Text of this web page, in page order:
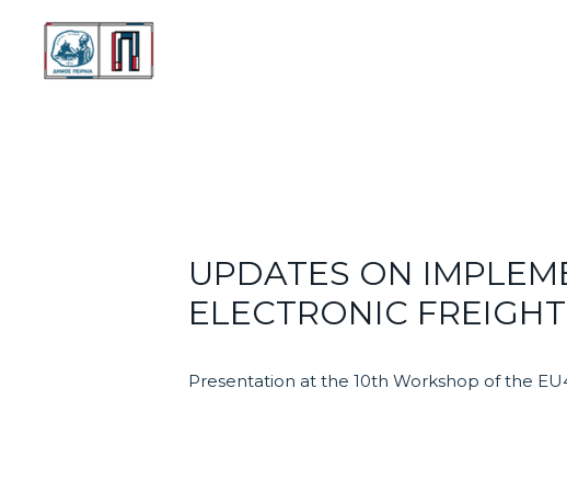
περιεχόμενο
UPDATES ON
ELECTRONIC
Presentation at the 10th Workshop of the